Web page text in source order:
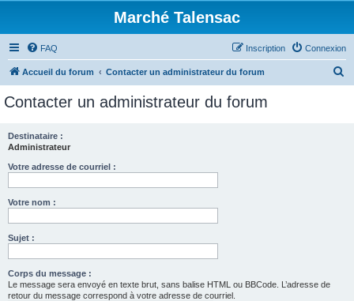
Marché Talensac
FAQ Connexion
Inscription
Accueil du forum Contacter un administrateur du forum
Contacter un administrateur du forum
Destinataire :
Administrateur
Votre adresse de courriel :
Votre nom :
Sujet :
Corps du message :
Le message sera envoyé en texte brut, sans balise HTML ou BBCode. L’adresse de
retour du message correspond à votre adresse de courriel.